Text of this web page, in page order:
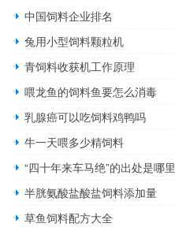
中国饲料企业排名
兔用小型饲料颗粒机
青饲料收获机工作原理
喂龙鱼的饲料鱼要怎么消毒
乳腺癌可以吃饲料鸡鸭吗
牛一天喂多少精饲料
“四十年来车马绝”的出处是哪里
半胱氨酸盐酸盐饲料添加量
草鱼饲料配方大全